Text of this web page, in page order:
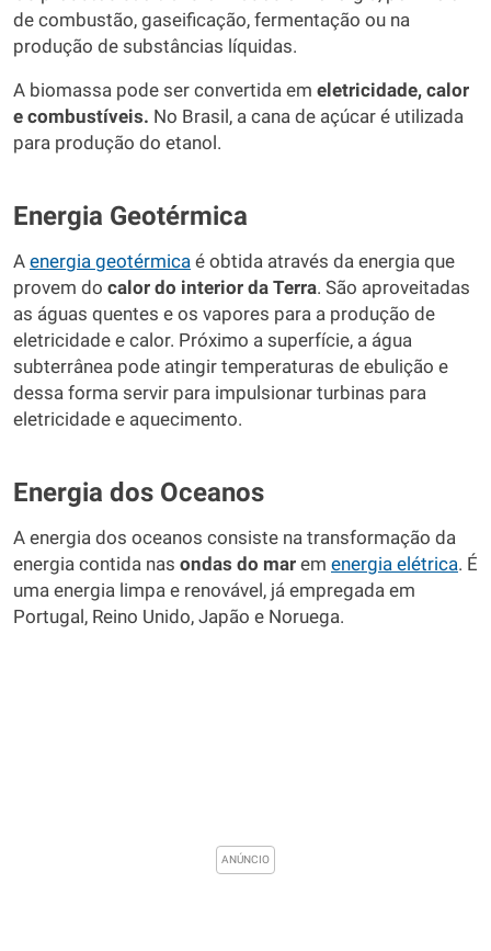
de combustão, gaseificação, fermentação ou na
produção de substâncias líquidas.
A biomassa pode ser convertida em eletricidade, calor
e combustíveis. No Brasil, a cana de açúcar é utilizada
para produção do etanol.
Energia Geotérmica
A energia geotérmica é obtida através da energia que
provem do calor do interior da Terra. São aproveitadas
as águas quentes e os vapores para a produção de
eletricidade e calor. Próximo a superfície, a água
subterrânea pode atingir temperaturas de ebulição e
dessa forma servir para impulsionar turbinas para
eletricidade e aquecimento.
Energia dos Oceanos
A energia dos oceanos consiste na transformação da
energia contida nas ondas do mar em energia elétrica. É
uma energia limpa e renovável, já empregada em
Portugal, Reino Unido, Japão e Noruega.